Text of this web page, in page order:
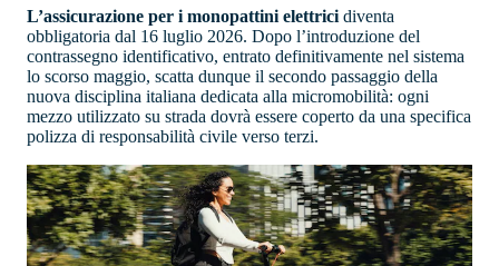
L’assicurazione per i monopattini elettrici diventa
obbligatoria dal 16 luglio 2026. Dopo l’introduzione del
contrassegno identificativo, entrato definitivamente nel sistema
lo scorso maggio, scatta dunque il secondo passaggio della
nuova disciplina italiana dedicata alla micromobilità: ogni
mezzo utilizzato su strada dovrà essere coperto da una specifica
polizza di responsabilità civile verso terzi.